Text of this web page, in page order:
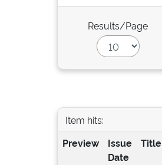
Results/Page
Item hits:
Preview
Issue
Date
Title